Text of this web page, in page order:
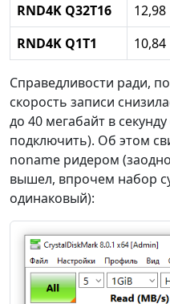
RND4K Q32T16
12,98
RND4K Q1T1
10,84
Справедливости ради,
скорость записи
до 40 мегабайт в
подключить). Об этом
noname ридером
вышел, впрочем набор
одинаковый):